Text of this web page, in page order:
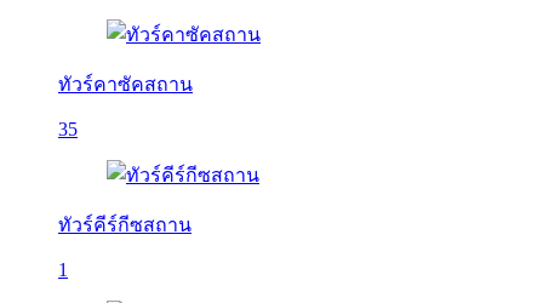
ทัวร์คาซัคสถาน
35
ทัวร์คีร์กีซสถาน
1